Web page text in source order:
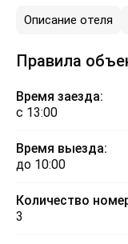
Описание отеля
Правила
Время заезда:
с 13:00
Время выезда:
до 10:00
Количество
3